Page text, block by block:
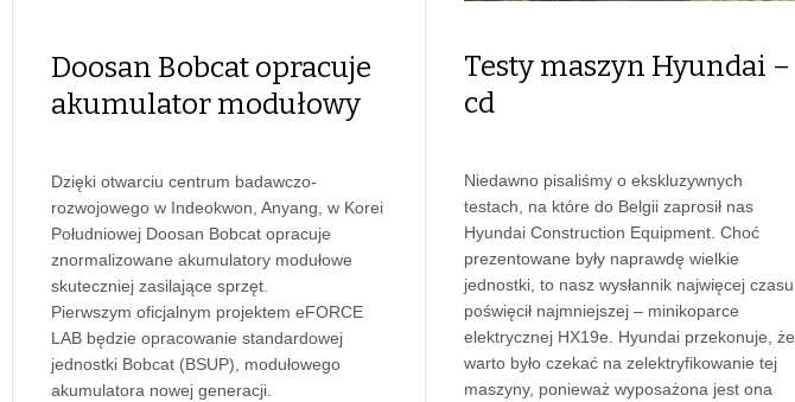
Doosan Bobcat opracuje
akumulator modułowy
Dzięki otwarciu centrum badawczo-
rozwojowego w Indeokwon, Anyang, w Korei
Południowej Doosan Bobcat opracuje
znormalizowane akumulatory modułowe
skuteczniej zasilające sprzęt.
Pierwszym oficjalnym projektem eFORCE
LAB będzie opracowanie standardowej
jednostki Bobcat (BSUP), modułowego
akumulatora nowej generacji.
Testy maszyn Hyundai –
cd
Niedawno pisaliśmy o ekskluzywnych
testach, na które do Belgii zaprosił nas
Hyundai Construction Equipment. Choć
prezentowane były naprawdę wielkie
jednostki, to nasz wysłannik najwięcej czasu
poświęcił najmniejszej – minikoparce
elektrycznej HX19e. Hyundai przekonuje, że
warto było czekać na zelektryfikowanie tej
maszyny, ponieważ wyposażona jest ona